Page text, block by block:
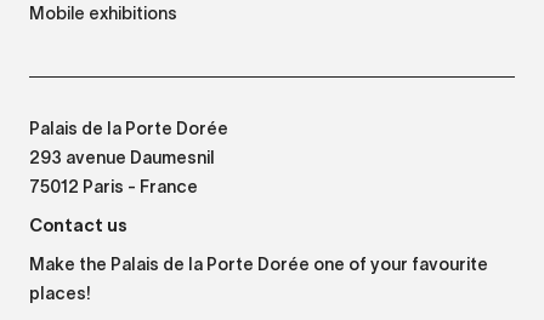
Mobile exhibitions
Palais de la Porte Dorée
293 avenue Daumesnil
75012 Paris - France
Contact us
Make the Palais de la Porte Dorée one of your favourite
places!